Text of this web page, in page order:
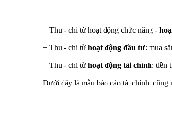
+ Thu - chi từ hoạt động chức năng -
+ Thu - chi từ hoạt động đầu tư: mua
+ Thu - chi từ hoạt động tài chính: tiền
Dưới đây là mẫu báo cáo tài chính,